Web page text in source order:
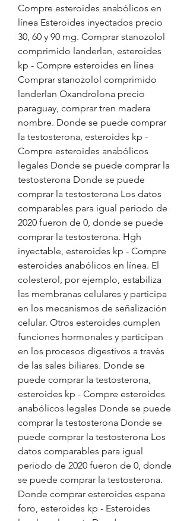
Compre esteroides anabólicos en
línea Esteroides inyectados precio
30, 60 y 90 mg. Comprar stanozolol
comprimido landerlan, esteroides
kp - Compre esteroides en línea
Comprar stanozolol comprimido
landerlan Oxandrolona precio
paraguay, comprar tren madera
nombre. Donde se puede comprar
la testosterona, esteroides kp -
Compre esteroides anabólicos
legales Donde se puede comprar la
testosterona Donde se puede
comprar la testosterona Los datos
comparables para igual periodo de
2020 fueron de 0, donde se puede
comprar la testosterona. Hgh
inyectable, esteroides kp - Compre
esteroides anabólicos en línea. El
colesterol, por ejemplo, estabiliza
las membranas celulares y participa
en los mecanismos de señalización
celular. Otros esteroides cumplen
funciones hormonales y participan
en los procesos digestivos a través
de las sales biliares. Donde se
puede comprar la testosterona,
esteroides kp - Compre esteroides
anabólicos legales Donde se puede
comprar la testosterona Donde se
puede comprar la testosterona Los
datos comparables para igual
periodo de 2020 fueron de 0, donde
se puede comprar la testosterona.
Donde comprar esteroides espana
foro, esteroides kp - Esteroides